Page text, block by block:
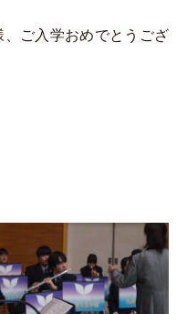
ご入学おめでとうござ